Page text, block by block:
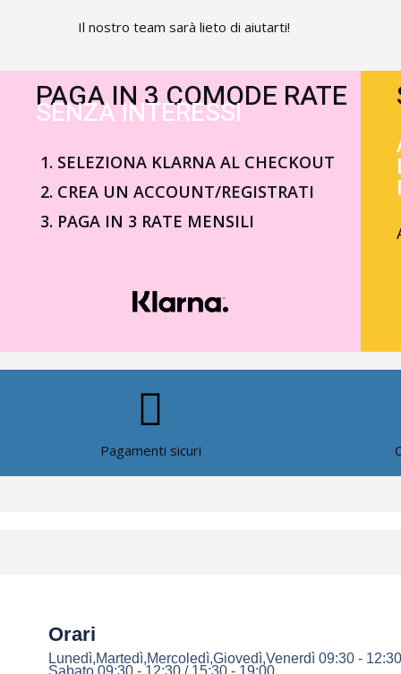
Il nostro team sarà lieto di aiutarti!
PAGA IN 3 COMODE RATE
SENZA INTERESSI
SELEZIONA KLARNA AL CHECKOUT
CREA UN ACCOUNT/REGISTRATI
PAGA IN 3 RATE MENSILI
Pagamenti sicuri
Orari
Lunedì,Martedì,Mercoledì,Giovedì,Venerdì 09:30 -